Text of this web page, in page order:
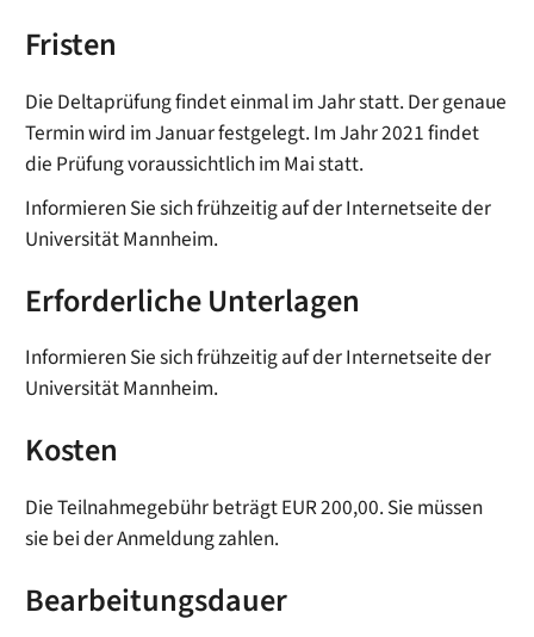
Fristen
Die Deltaprüfung findet einmal im Jahr statt. Der genaue
Termin wird im Januar festgelegt. Im Jahr 2021 findet
die Prüfung voraussichtlich im Mai statt.
Informieren Sie sich frühzeitig auf der Internetseite der
Universität Mannheim.
Erforderliche Unterlagen
Informieren Sie sich frühzeitig auf der Internetseite der
Universität Mannheim.
Kosten
Die Teilnahmegebühr beträgt EUR 200,00. Sie müssen
sie bei der Anmeldung zahlen.
Bearbeitungsdauer